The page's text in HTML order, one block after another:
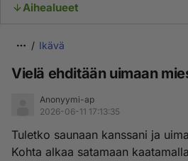
Aihealueet
Ikävä
Vielä ehditään uimaan
Anonyymi-ap
2026-06-11 17:13:35
Tuletko saunaan kanssani ja
Kohta alkaa satamaan